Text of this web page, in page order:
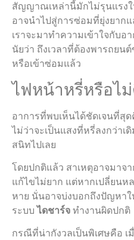
สัญญาณเหล่านี้มักไม่รุนแรงใ
อาจนำไปสู่การซ่อมที่ยุ่งยาก
เราจะมาทำความเข้าใจกับ
นัยว่า ถึงเวลาที่ต้องพารถยนต์
หรือเข้าซ่อมแล้ว
ไฟหน้าหรี่หรือไ
อาการที่พบเห็นได้ชัดเจนที่สุ
ไม่ว่าจะเป็นแสงที่หรี่ลงกว่า
สนิทไปเลย
โดยปกติแล้ว สาเหตุอาจมาจา
แก้ไขไม่ยาก แต่หากเปลี่ยนห
หาย นั่นอาจบ่งบอกถึงปัญหา
ระบบไดชาร์จ ทำงานผิดปกติ
กรณีที่น่ากังวลเป็นพิเศษคือ